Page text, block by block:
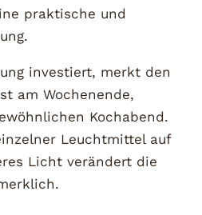
praktische und
investiert, merkt den
am Wochenende,
Kochabend.
Leuchtmittel auf
Licht verändert die